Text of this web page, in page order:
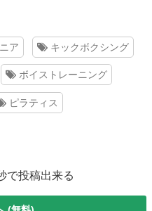
ア キックボクシング
ボイストレーニング
ピラティス
で投稿出来る